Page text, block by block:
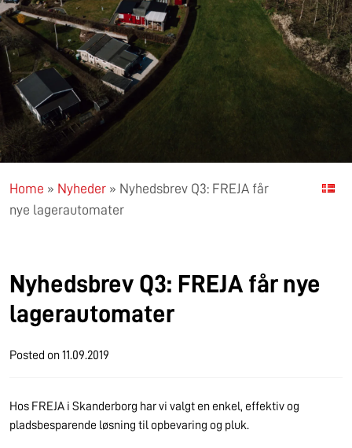
Home » Nyheder » Nyhedsbrev Q3: FREJA får
nye lagerautomater
Nyhedsbrev Q3: FREJA får nye
lagerautomater
Posted on11.09.2019
Hos FREJA i Skanderborg har vi valgt en enkel, effektiv og
pladsbesparende løsning til opbevaring og pluk.